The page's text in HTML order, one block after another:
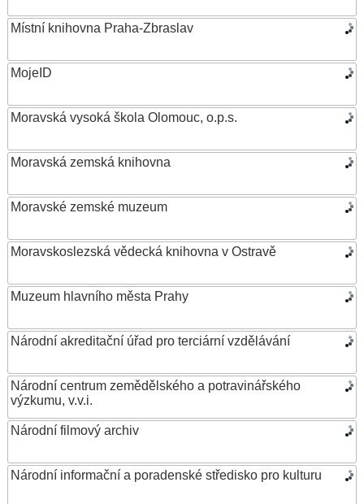
Místní knihovna Praha-Zbraslav
MojeID
Moravská vysoká škola Olomouc, o.p.s.
Moravská zemská knihovna
Moravské zemské muzeum
Moravskoslezská vědecká knihovna v Ostravě
Muzeum hlavního města Prahy
Národní akreditační úřad pro terciární vzdělávání
Národní centrum zemědělského a potravinářského
výzkumu, v.v.i.
Národní filmový archiv
Národní informační a poradenské středisko pro kulturu